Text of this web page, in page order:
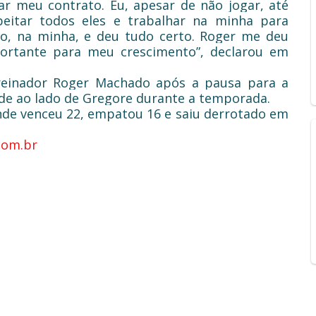
meu contrato. Eu, apesar de não jogar, até
todos eles e trabalhar na minha para
na minha, e deu tudo certo. Roger me deu
para meu crescimento”, declarou em
Roger Machado após a pausa para a
ao lado de Gregore durante a temporada.
venceu 22, empatou 16 e saiu derrotado em